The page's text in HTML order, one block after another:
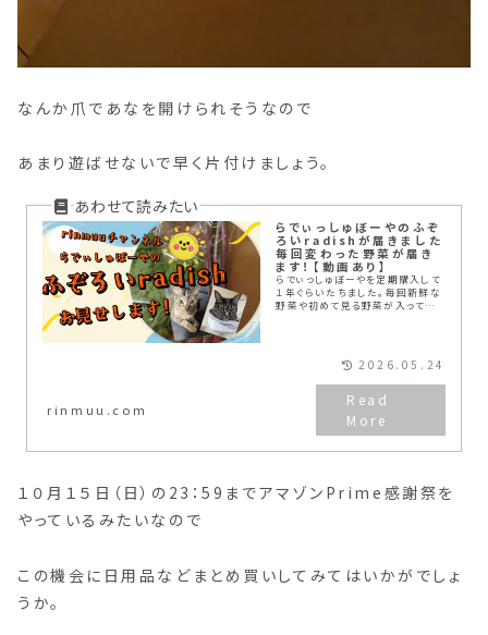
なんか爪であなを開けられそうなので
あまり遊ばせないで早く片付けましょう。
らでぃっしゅぼーやのふぞ
ろいradishが届きました
毎回変わった野菜が届き
ます！【動画あり】
らでぃっしゅぼーやを定期購入して
１年ぐらいたちました。毎回新鮮な
野菜や初めて見る野菜が入ってい
くるので、中に入って遊ばないよう
に気を使います。
rinmuu.com
2026.05.24
１０月１５日（日）の23：59までアマゾンPrime感謝祭を
やっているみたいなので
この機会に日用品などまとめ買いしてみてはいかがでしょ
うか。